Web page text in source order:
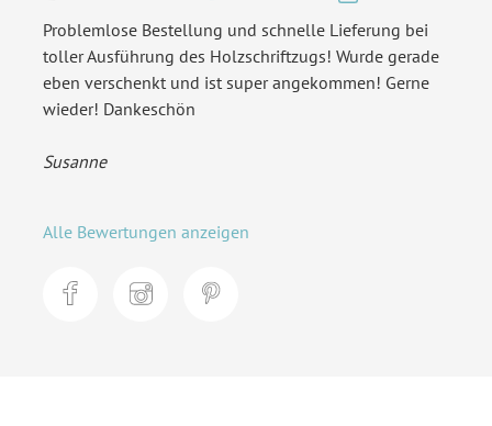
Problemlose Bestellung und schnelle Lieferung bei
toller Ausführung des Holzschriftzugs! Wurde gerade
eben verschenkt und ist super angekommen! Gerne
wieder! Dankeschön
Susanne
Alle Bewertungen anzeigen